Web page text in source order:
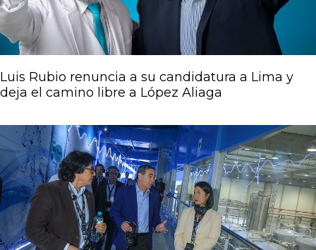
Luis Rubio renuncia a su candidatura a Lima y
deja el camino libre a López Aliaga